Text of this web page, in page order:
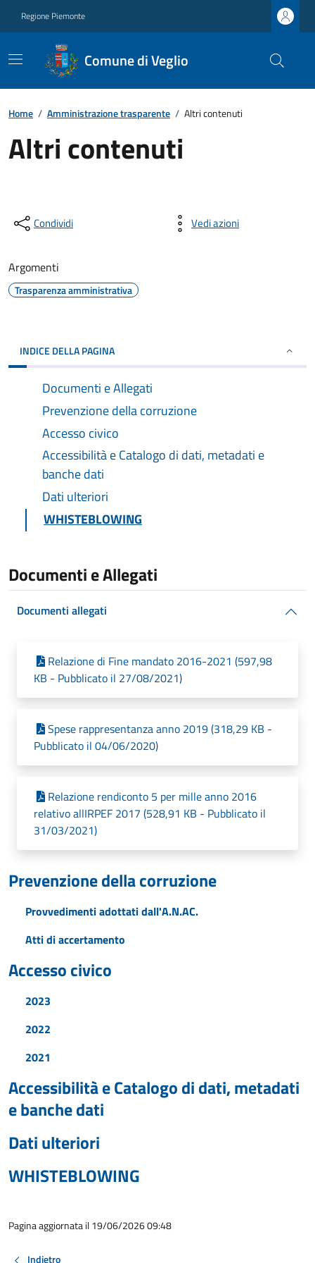
Regione Piemonte
Comune di Veglio
Home / Amministrazione trasparente / Altri contenuti
Altri contenuti
Condividi Vedi azioni
Argomenti
Trasparenza amministrativa
INDICE DELLA PAGINA
Documenti e Allegati
Prevenzione della corruzione
Accesso civico
Accessibilità e Catalogo di dati, metadati e
banche dati
Dati ulteriori
WHISTEBLOWING
Documenti e Allegati
Documenti allegati
Relazione di Fine mandato 2016-2021 (597,98
KB - Pubblicato il 27/08/2021)
Spese rappresentanza anno 2019 (318,29 KB -
Pubblicato il 04/06/2020)
Relazione rendiconto 5 per mille anno 2016
relativo allIRPEF 2017 (528,91 KB - Pubblicato il
31/03/2021)
Prevenzione della corruzione
Provvedimenti adottati dall'A.N.AC.
Atti di accertamento
Accesso civico
2023
2022
2021
Accessibilità e Catalogo di dati, metadati
e banche dati
Dati ulteriori
WHISTEBLOWING
Pagina aggiornata il 19/06/2026 09:48
Indietro